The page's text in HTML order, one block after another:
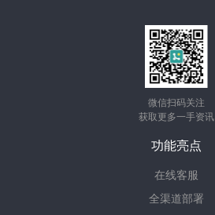
微信扫码关注
获取更多一手资讯
功能亮点
在线客服
全渠道部署